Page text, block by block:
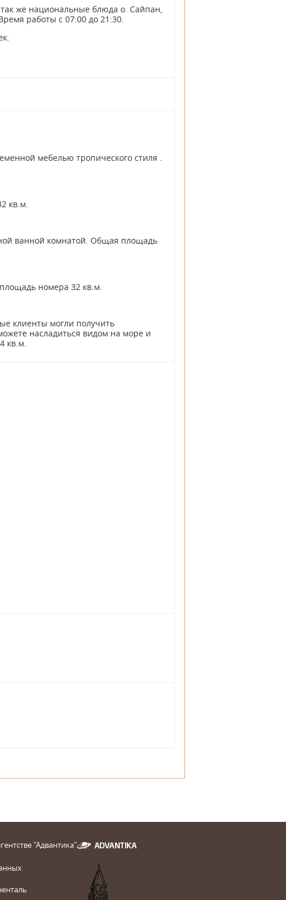
же национальные блюда о. Сайпан,
работы с 07:00 до 21:30.
мебелью тропического стиля .
кв.м.
ванной комнатой. Общая площадь
номера 32 кв.м.
клиенты могли получить
насладиться видом на море и
кв.м.
"Адвантика"